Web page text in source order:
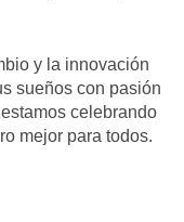
y la innovación
sueños con pasión
celebrando
mejor para todos.